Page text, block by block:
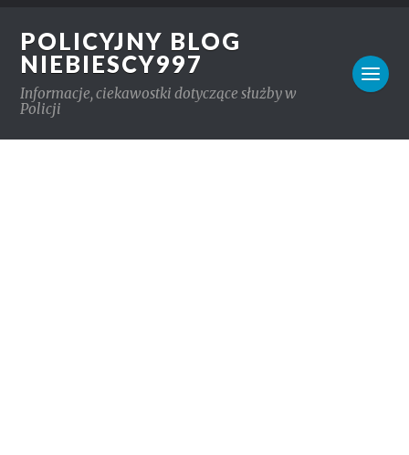
POLICYJNY BLOG
NIEBIESCY997
Informacje, ciekawostki dotyczące służby w
Policji